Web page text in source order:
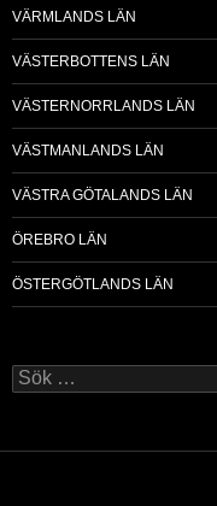
VÄRMLANDS LÄN
VÄSTERBOTTENS LÄN
VÄSTERNORRLANDS LÄN
VÄSTMANLANDS LÄN
VÄSTRA GÖTALANDS LÄN
ÖREBRO LÄN
ÖSTERGÖTLANDS LÄN
Sök
efter: